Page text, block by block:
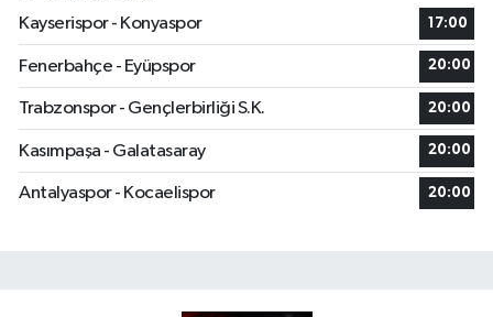
Kayserispor - Konyaspor
17:00
Fenerbahçe - Eyüpspor 20:00
Trabzonspor - Gençlerbirliği S.K. 20:00
Kasımpaşa - Galatasaray 20:00
Antalyaspor - Kocaelispor 20:00